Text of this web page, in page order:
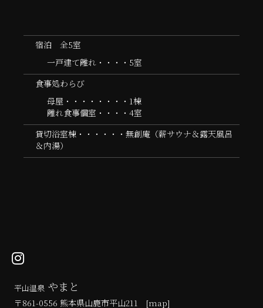
宿泊 全5室
一戸建て離れ・・・・5室
食事処わらび
母屋・・・・・・・・1棟
離れ食事個室・・・・4室
貸切浴室棟・・・・・・無創庵（薪サウナ＆露天風呂
＆内湯）
平山温泉 やまと
〒861-0556 熊本県山鹿市平山211 [map]